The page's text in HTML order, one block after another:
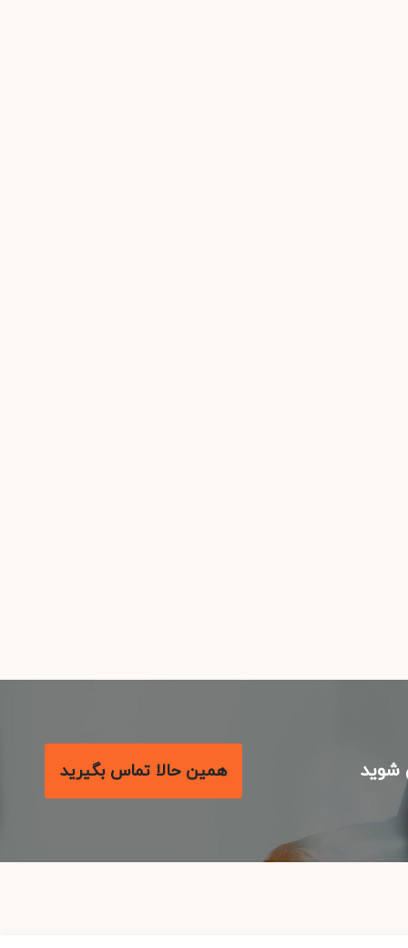
همین حالا تماس بگیرید